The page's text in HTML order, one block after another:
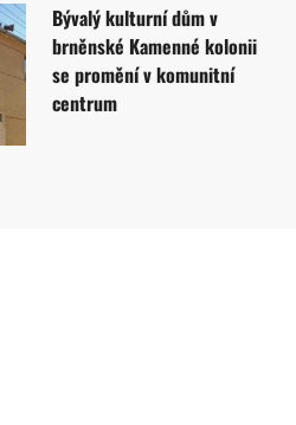
Bývalý kulturní dům v
brněnské Kamenné kolonii
se promění v komunitní
centrum